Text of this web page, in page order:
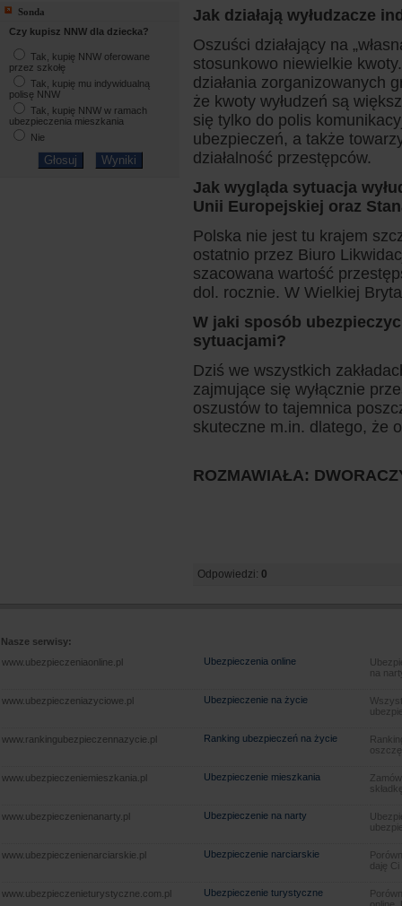
Sonda
Czy kupisz NNW dla dziecka?
Tak, kupię NNW oferowane
przez szkołę
Tak, kupię mu indywidualną
polisę NNW
Tak, kupię NNW w ramach
ubezpieczenia mieszkania
Nie
Jak działają wyłudzacze
Oszuści działający na
stosunkowo niewielkie
działania zorganizowanych
że kwoty wyłudzeń są
się tylko do polis
ubezpieczeń, a także
działalność przestępców.
Jak wygląda sytuacja
Unii Europejskiej oraz
Polska nie jest tu krajem
ostatnio przez Biuro
szacowana wartość
dol. rocznie. W Wielkiej
W jaki sposób
sytuacjami?
Dziś we wszystkich
zajmujące się wyłącznie
oszustów to tajemnica
skuteczne m.in. dlatego, że
ROZMAWIAŁA:
Odpowiedzi: 0
Nasze serwisy:
www.ubezpieczeniaonline.pl
Ubezpieczenia online
na
www.ubezpieczeniazyciowe.pl Ubezpieczenie na życie
www.rankingubezpieczennazycie.pl Ranking ubezpieczeń na życie
www.ubezpieczeniemieszkania.pl Ubezpieczenie mieszkania
www.ubezpieczenienanarty.pl Ubezpieczenie na narty
www.ubezpieczenienarciarskie.pl Ubezpieczenie narciarskie
daję
www.ubezpieczenieturystyczne.com.pl Ubezpieczenie turystyczne